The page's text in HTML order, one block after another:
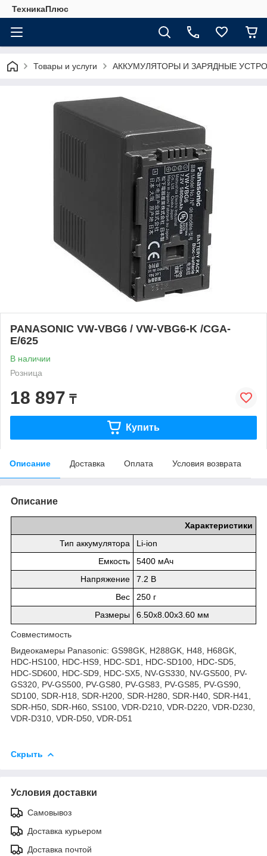
ТехникаПлюс
Товары и услуги АККУМУЛЯТОРЫ И ЗАРЯДНЫЕ
PANASONIC VW-VBG6 / VW-VBG6-K /CGA-
E/625
В наличии
Розница
18 897 ₸
Купить
Описание Доставка Оплата Условия возврата
Описание
Характеристики
Тип аккумулятора
Li-ion
Емкость
5400 мАч
Напряжение
7.2 В
Вес
250 г
Размеры
6.50x8.00x3.60 мм
Совместимость
Видеокамеры Panasonic: GS98GK, H288GK, H48, H68GK,
HDC-HS100, HDC-HS9, HDC-SD1, HDC-SD100, HDC-SD5,
HDC-SD600, HDC-SD9, HDC-SX5, NV-GS330, NV-GS500, PV-
GS320, PV-GS500, PV-GS80, PV-GS83, PV-GS85, PV-GS90,
SD100, SDR-H18, SDR-H200, SDR-H280, SDR-H40, SDR-H41,
SDR-H50, SDR-H60, SS100, VDR-D210, VDR-D220, VDR-D230,
VDR-D310, VDR-D50, VDR-D51
Скрыть
Условия доставки
Самовывоз
Доставка курьером
Доставка почтой